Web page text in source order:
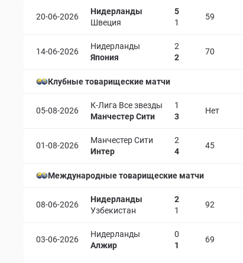
20-06-2026
Нидерланды
Швеция
5
1
59
14-06-2026
Нидерланды
Япония
2
2
70
Клубные товарищеские матчи
05-08-2026
К-Лига Все звезды
Манчестер Сити
1
3
Нет
01-08-2026
Манчестер Сити
Интер
2
4
45
Международные товарищеские матчи
08-06-2026
Нидерланды
Узбекистан
2
1
92
03-06-2026
Нидерланды
Алжир
0
1
69